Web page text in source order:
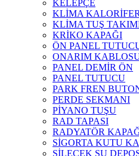
KELEPÇE
KLİMA
KLİMA TUŞ
KRİKO KAPAĞI
ÖN PANEL
ONARIM
PANEL DEMİR ÖN
PANEL TUTUCU
PARK FREN
PERDE SEKMANI
PİYANO TUŞU
RAD TAPASI
RADYATÖR
SİGORTA KUTU
SİLECEK SU